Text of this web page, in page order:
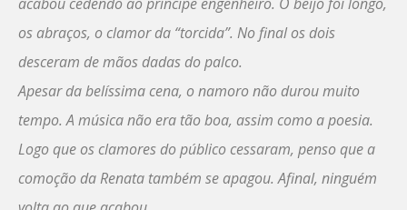
os abraços, o clamor da “torcida”. No final os dois
desceram de mãos dadas do palco.
Apesar da belíssima cena, o namoro não durou muito
tempo. A música não era tão boa, assim como a poesia.
Logo que os clamores do público cessaram, penso que a
comoção da Renata também se apagou. Afinal, ninguém